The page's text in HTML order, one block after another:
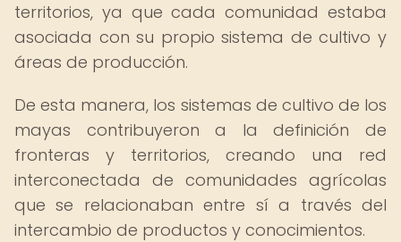
territorios, ya que cada comunidad estaba
asociada con su propio sistema de cultivo y
áreas de producción.
De esta manera, los sistemas de cultivo de los
mayas contribuyeron a la definición de
fronteras y territorios, creando una red
interconectada de comunidades agrícolas
que se relacionaban entre sí a través del
intercambio de productos y conocimientos.